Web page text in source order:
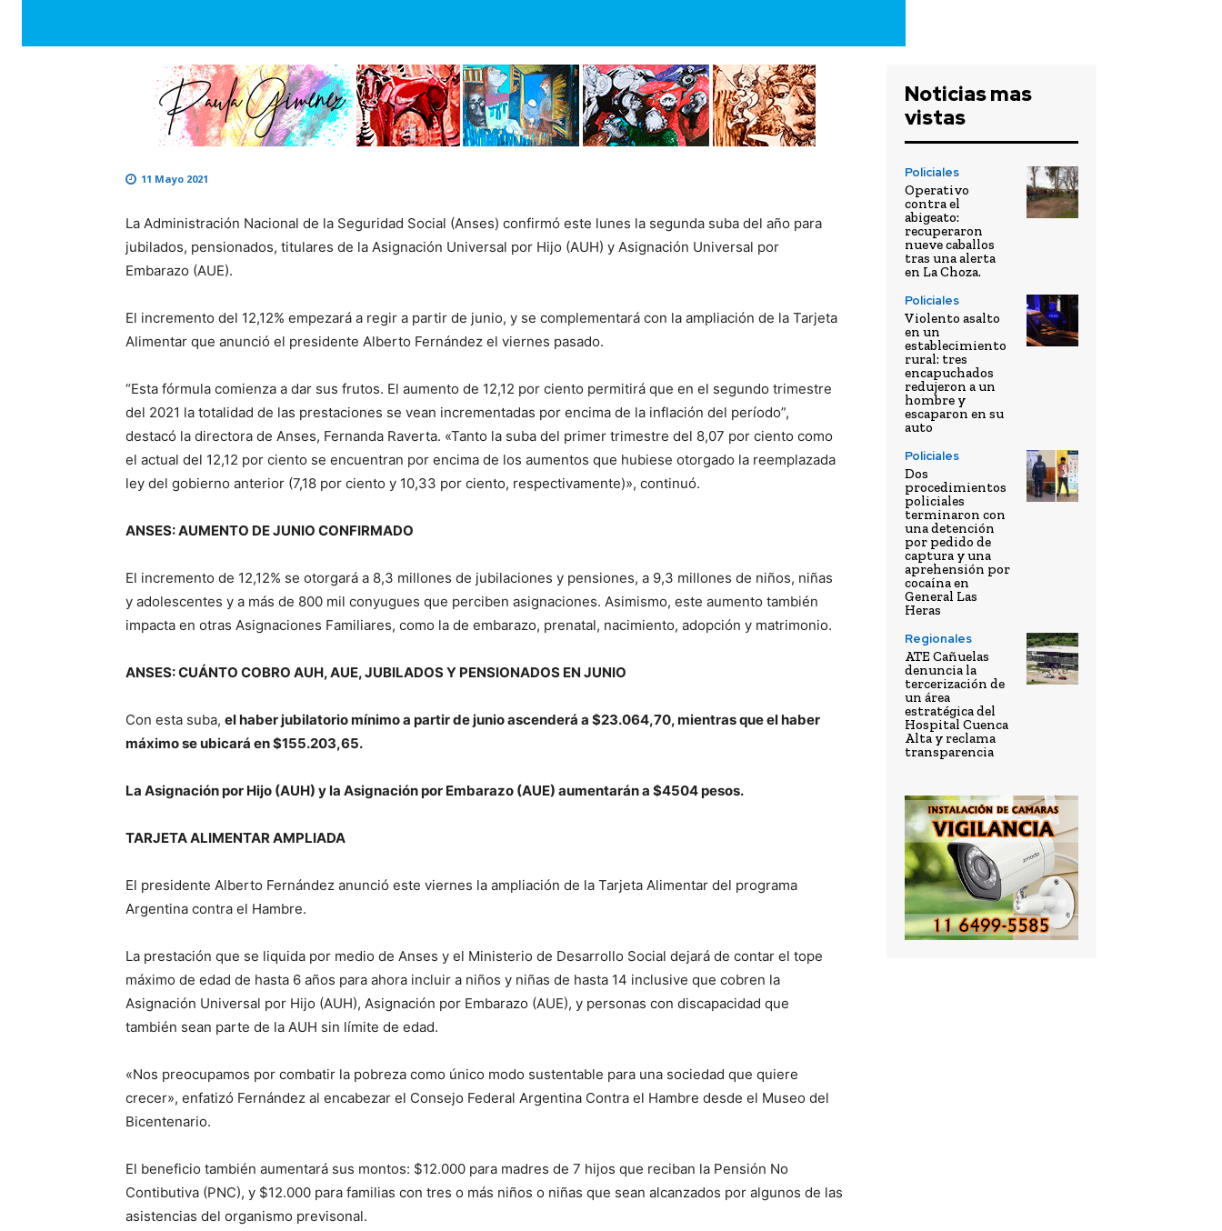
11 Mayo 2021
La Administración Nacional de la Seguridad Social (Anses) confirmó este lunes la segunda suba del año para
jubilados, pensionados, titulares de la Asignación Universal por Hijo (AUH) y Asignación Universal por
Embarazo (AUE).
El incremento del 12,12% empezará a regir a partir de junio, y se complementará con la ampliación de la Tarjeta
Alimentar que anunció el presidente Alberto Fernández el viernes pasado.
“Esta fórmula comienza a dar sus frutos. El aumento de 12,12 por ciento permitirá que en el segundo trimestre
del 2021 la totalidad de las prestaciones se vean incrementadas por encima de la inflación del período”,
destacó la directora de Anses, Fernanda Raverta. «Tanto la suba del primer trimestre del 8,07 por ciento como
el actual del 12,12 por ciento se encuentran por encima de los aumentos que hubiese otorgado la reemplazada
ley del gobierno anterior (7,18 por ciento y 10,33 por ciento, respectivamente)», continuó.
ANSES: AUMENTO DE JUNIO CONFIRMADO
El incremento de 12,12% se otorgará a 8,3 millones de jubilaciones y pensiones, a 9,3 millones de niños, niñas
y adolescentes y a más de 800 mil conyugues que perciben asignaciones. Asimismo, este aumento también
impacta en otras Asignaciones Familiares, como la de embarazo, prenatal, nacimiento, adopción y matrimonio.
ANSES: CUÁNTO COBRO AUH, AUE, JUBILADOS Y PENSIONADOS EN JUNIO
Con esta suba, el haber jubilatorio mínimo a partir de junio ascenderá a $23.064,70, mientras que el haber
máximo se ubicará en $155.203,65.
La Asignación por Hijo (AUH) y la Asignación por Embarazo (AUE) aumentarán a $4504 pesos.
TARJETA ALIMENTAR AMPLIADA
El presidente Alberto Fernández anunció este viernes la ampliación de la Tarjeta Alimentar del programa
Argentina contra el Hambre.
La prestación que se liquida por medio de Anses y el Ministerio de Desarrollo Social dejará de contar el tope
máximo de edad de hasta 6 años para ahora incluir a niños y niñas de hasta 14 inclusive que cobren la
Asignación Universal por Hijo (AUH), Asignación por Embarazo (AUE), y personas con discapacidad que
también sean parte de la AUH sin límite de edad.
«Nos preocupamos por combatir la pobreza como único modo sustentable para una sociedad que quiere
crecer», enfatizó Fernández al encabezar el Consejo Federal Argentina Contra el Hambre desde el Museo del
Bicentenario.
El beneficio también aumentará sus montos: $12.000 para madres de 7 hijos que reciban la Pensión No
Contibutiva (PNC), y $12.000 para familias con tres o más niños o niñas que sean alcanzados por algunos de las
asistencias del organismo previsonal.
Noticias mas
vistas
Policiales
Operativo
contra el
abigeato:
recuperaron
nueve caballos
tras una alerta
en La Choza.
Policiales
Violento asalto
en un
establecimiento
rural: tres
encapuchados
redujeron a un
hombre y
escaparon en su
auto
Policiales
Dos
procedimientos
policiales
terminaron con
una detención
por pedido de
captura y una
aprehensión por
cocaína en
General Las
Heras
Regionales
ATE Cañuelas
denuncia la
tercerización de
un área
estratégica del
Hospital Cuenca
Alta y reclama
transparencia